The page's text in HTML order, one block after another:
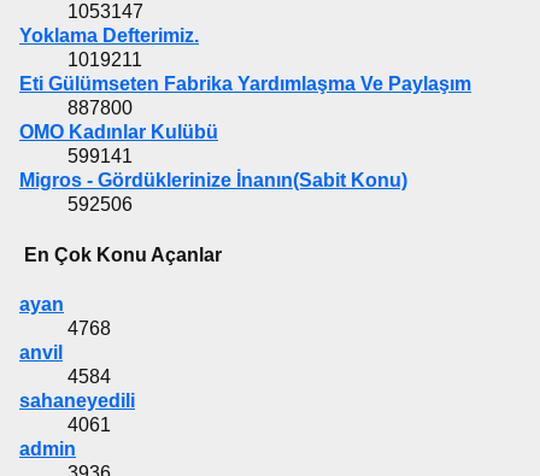
1053147
Yoklama Defterimiz.
1019211
Eti Gülümseten Fabrika Yardımlaşma Ve Paylaşım
887800
OMO Kadınlar Kulübü
599141
Migros - Gördüklerinize İnanın(Sabit Konu)
592506
En Çok Konu Açanlar
ayan
4768
anvil
4584
sahaneyedili
4061
admin